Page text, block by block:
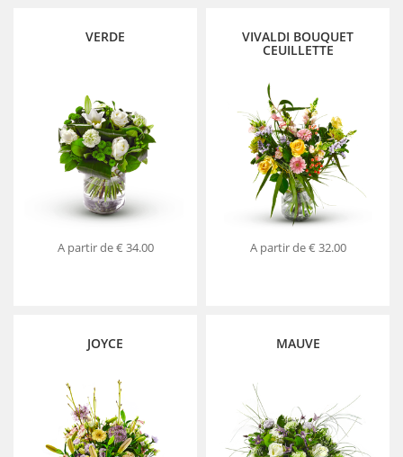
VERDE
A partir de€ 34.00
VIVALDI BOUQUET
CEUILLETTE
A partir de€ 32.00
JOYCE MAUVE